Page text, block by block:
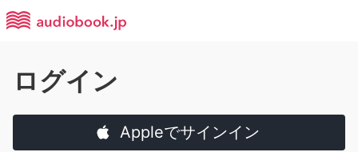
ログイン
Appleでサインイン